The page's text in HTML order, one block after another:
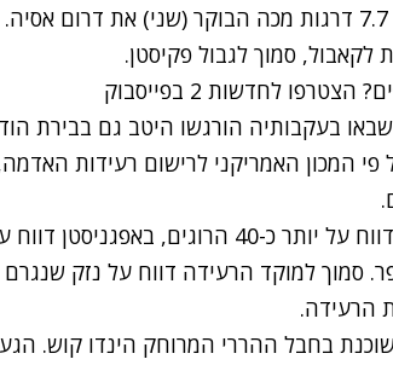
רעידת אדמה בעוצמה של 7.7 דרגות מכה הבוקר (שני) את
לקאבול, סמוך לגבול פקיסטן.
לחדשות 2 בפייסבוק
בעקבותיה הורגשו היטב גם בבירת
המכון האמריקני לרישום רעידות
בדרום מערב פקיסטן כבר דווח על יותר כ-40
בית ספר. סמוך למוקד הרעידה דווח על נזק
הרעידה.
בחבל ההררי המרוחק הינדו קוש.